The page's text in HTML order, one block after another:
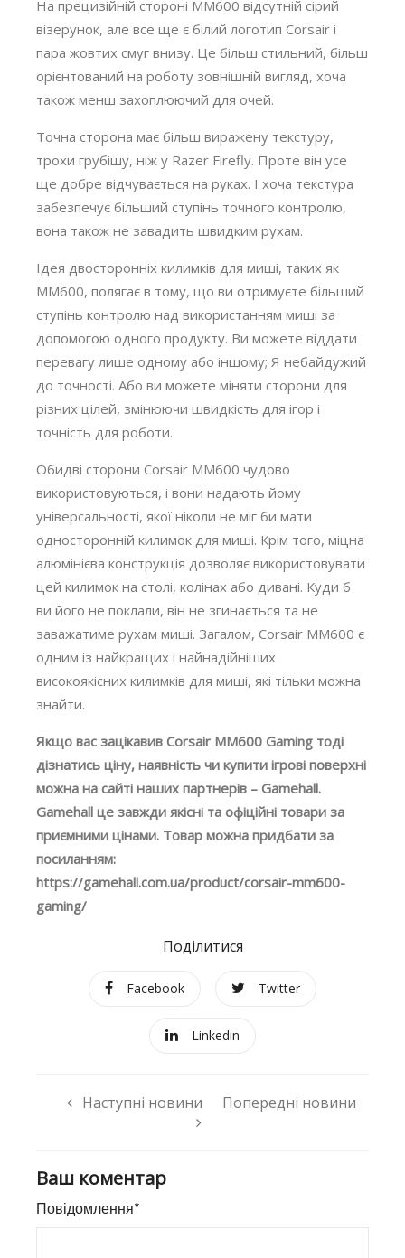
На прецизійній стороні MM600 відсутній сірий
візерунок, але все ще є білий логотип Corsair і
пара жовтих смуг внизу. Це більш стильний, більш
орієнтований на роботу зовнішній вигляд, хоча
також менш захоплюючий для очей.
Точна сторона має більш виражену текстуру,
трохи грубішу, ніж у Razer Firefly. Проте він усе
ще добре відчувається на руках. І хоча текстура
забезпечує більший ступінь точного контролю,
вона також не завадить швидким рухам.
Ідея двосторонніх килимків для миші, таких як
MM600, полягає в тому, що ви отримуєте більший
ступінь контролю над використанням миші за
допомогою одного продукту. Ви можете віддати
перевагу лише одному або іншому; Я небайдужий
до точності. Або ви можете міняти сторони для
різних цілей, змінюючи швидкість для ігор і
точність для роботи.
Обидві сторони Corsair MM600 чудово
використовуються, і вони надають йому
універсальності, якої ніколи не міг би мати
односторонній килимок для миші. Крім того, міцна
алюмінієва конструкція дозволяє використовувати
цей килимок на столі, колінах або дивані. Куди б
ви його не поклали, він не згинається та не
заважатиме рухам миші. Загалом, Corsair MM600 є
одним із найкращих і найнадійніших
високоякісних килимків для миші, які тільки можна
знайти.
Якщо вас зацікавив Corsair MM600 Gaming тоді
дізнатись ціну, наявність чи купити ігрові поверхні
можна на сайті наших партнерів – Gamehall.
Gamehall це завжди якісні та офіційні товари за
приємними цінами. Товар можна придбати за
посиланням:
https://gamehall.com.ua/product/corsair-mm600-
gaming/
Поділитися
Facebook Twitter
Linkedin
Наступні новини Попередні новини
Ваш коментар
Повідомлення*